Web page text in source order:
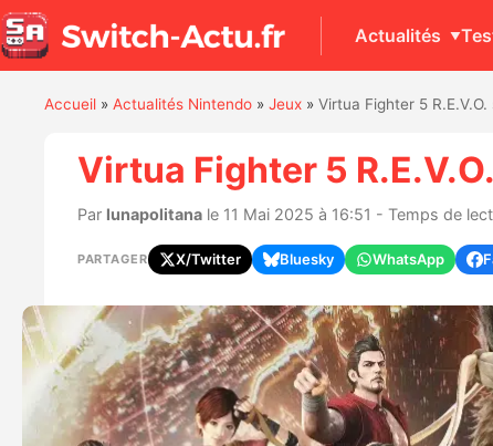
Actualités
Accueil» Actualités Nintendo» Jeux» Virtua Fighter 5
Virtua Fighter 5
Par lunapolitanale 11 Mai 2025 à 16:51 - Temps de
PARTAGER X/Twitter Bluesky WhatsApp